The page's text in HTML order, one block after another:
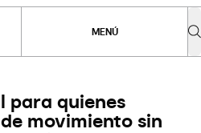
MENÚ
para quienes
movimiento sin